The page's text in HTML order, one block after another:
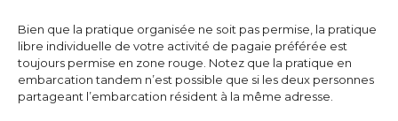
Bien que la pratique organisée ne soit pas permise, la pratique
libre individuelle de votre activité de pagaie préférée est
toujours permise en zone rouge. Notez que la pratique en
embarcation tandem n’est possible que si les deux personnes
partageant l’embarcation résident à la même adresse.